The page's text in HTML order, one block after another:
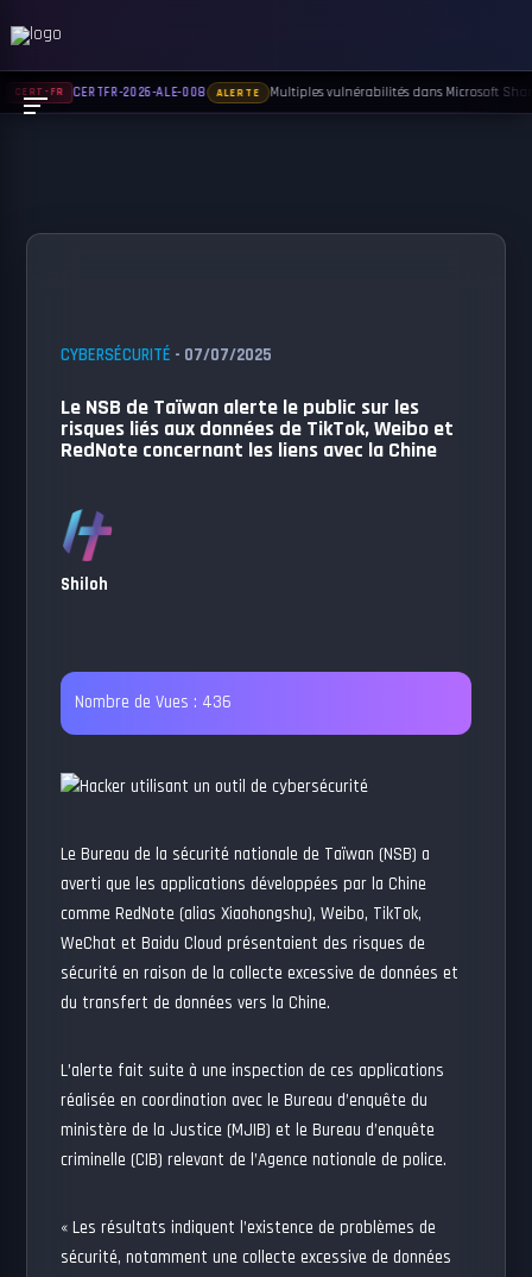
CYBERSÉCURITÉ - 07/07/2025
Le NSB de Taïwan alerte le public sur les
risques liés aux données de TikTok, Weibo et
RedNote concernant les liens avec la Chine
Shiloh
Nombre de Vues : 436
Le Bureau de la sécurité nationale de Taïwan (NSB) a
averti que les applications développées par la Chine
comme RedNote (alias Xiaohongshu), Weibo, TikTok,
WeChat et Baidu Cloud présentaient des risques de
sécurité en raison de la collecte excessive de données et
du transfert de données vers la Chine.
L’alerte fait suite à une inspection de ces applications
réalisée en coordination avec le Bureau d’enquête du
ministère de la Justice (MJIB) et le Bureau d’enquête
criminelle (CIB) relevant de l’Agence nationale de police.
« Les résultats indiquent l’existence de problèmes de
sécurité, notamment une collecte excessive de données
CERT-FR CERTFR-2026-ALE-008 ALERTE Multiples vulnérabilités dans Microsoft